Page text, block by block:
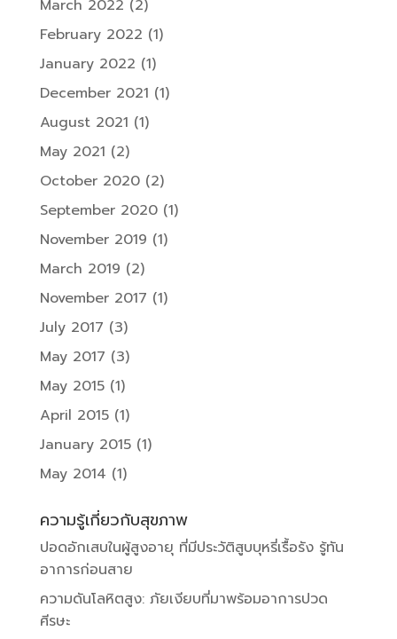
March 2022 (2)
February 2022 (1)
January 2022 (1)
December 2021 (1)
August 2021 (1)
May 2021 (2)
October 2020(2)
September 2020(1)
November 2019 (1)
March 2019 (2)
November 2017 (1)
July 2017 (3)
May 2017 (3)
May 2015(1)
April 2015(1)
January 2015(1)
May 2014 (1)
ความรู้เกี่ยวกับสุขภาพ
ปอดอักเสบในผู้สูงอายุ ที่มีประวัติสูบบุหรี่เรื้อรัง รู้ทัน
อาการก่อนสาย
ความดันโลหิตสูง: ภัยเงียบที่มาพร้อมอาการปวด
ศีรษะ